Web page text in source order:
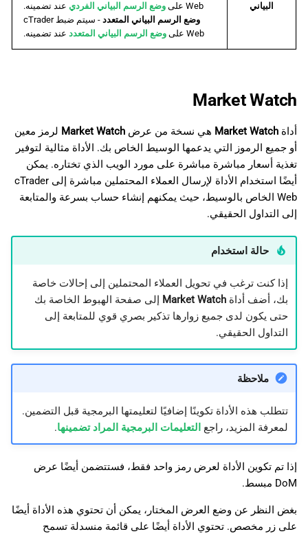
البياني
Web على
وضع الرسم البياني الفردي عند تضمينه.
وضع الرسم البياني المتعدد
- سيتم ضبط cTrader
Web على
وضع الرسم البياني المتعدد عند تضمينه.
Market Watch
أداة Market Watch هي نسخة من عرض Market Watch لرمز معين
أو جميع الرموز التي يدعمها الوسيط الخاص بك. الأداة مثالية لتوفير
تغذية أسعار مباشرة مباشرة على مورد الويب الذي تختاره. يمكن
أيضًا استخدام الأداة لإرسال العملاء المحتملين مباشرة إلى cTrader
Web الخاص بالوسيط، حيث يمكنهم إنشاء حساب بسرعة والمتابعة
إلى التداول الحقيقي.
حالة استخدام
إذا كنت ترغب في تحويل العملاء المحتملين إلى إحالات خاصة
بك، أضف أداةMarket Watch إلى صفحة الهبوط الخاصة بك
حتى يكون لدى جميع زوارها تذكير بصري قوي للمتابعة إلى
التداول الحقيقي.
ملاحظة
تتطلب هذه الأداة تكوينًا إضافيًا لتعليمتها البرمجية قبل التضمين.
لمعرفة المزيد، راجع التعليمات البرمجية المراد تضمينها.
إذا تم تكوين الأداة لعرض رمز واحد فقط، فستتضمن أيضًا عرض
DoM مبسط.
بغض النظر عن وضع العرض المختار، يمكن أن تحتوي هذه الأداة أيضًا
على زر مخصص. تحتوي الأداة أيضًا على قائمة منسدلة تسمح